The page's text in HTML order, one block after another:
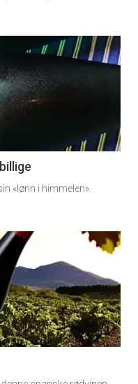
«lønn i himmelen».